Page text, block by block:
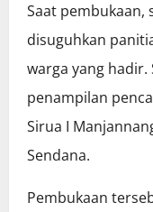
Saat
disuguhkan
warga yang hadir.
penampilan
Sirua I
Sendana.
Pembukaan